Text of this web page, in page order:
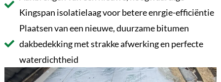
Kingspan isolatielaag voor betere enrgie-efficiëntie
Plaatsen van een nieuwe, duurzame bitumen
dakbedekking met strakke afwerking en perfecte
waterdichtheid